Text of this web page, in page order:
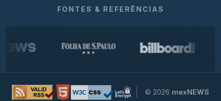
FONTES & REFERÊNCIAS
© 2026 mexNEWS